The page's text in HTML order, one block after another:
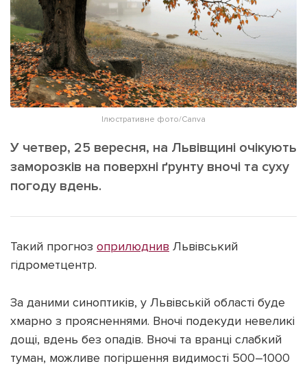
Інтерв'ю
Картки
Репортаж
Розслідування
Ініціативи
Лонгріди
Прес-релізи
Фото/Відео
Made in Lviv
Зв'язатися з нами
Політика конфіденційності
Наші соц мережі
Ілюстративне фото/Canva
У четвер, 25 вересня, на Львівщині очікують
заморозків на поверхні ґрунту вночі та суху
погоду вдень.
Такий прогноз оприлюднив Львівський
гідрометцентр.
За даними синоптиків, у Львівській області буде
хмарно з проясненнями. Вночі подекуди невеликі
дощі, вдень без опадів. Вночі та вранці слабкий
туман, можливе погіршення видимості 500–1000